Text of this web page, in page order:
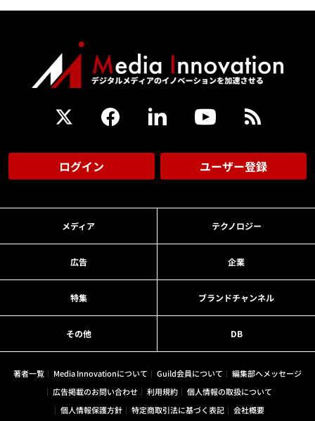
ログイン ユーザー登録
メディア テクノロジー
広告 企業
特集 ブランドチャンネル
その他 DB
著者一覧 Media Innovationについて Guild会員について
編集部へメッセージ
広告掲載のお問い合わせ
利用規約
個人情報の取扱について
個人情報保護方針
特定商取引法に基づく表記 会社概要